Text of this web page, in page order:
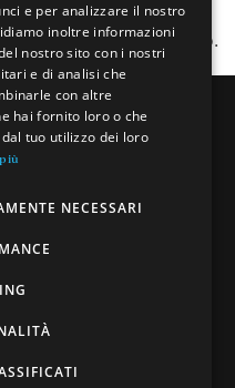
evento è al completo.
di Sessa
GERMAN
ENGLISH
e per analizzare il nostro
inoltre informazioni
nostro sito con i nostri
e di analisi che
con altre
hai fornito loro o che
tuo utilizzo dei loro
NECESSARI